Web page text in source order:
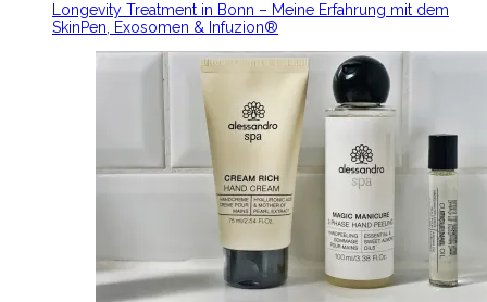
Longevity Treatment in Bonn – Meine Erfahrung mit dem
SkinPen, Exosomen & Infuzion®